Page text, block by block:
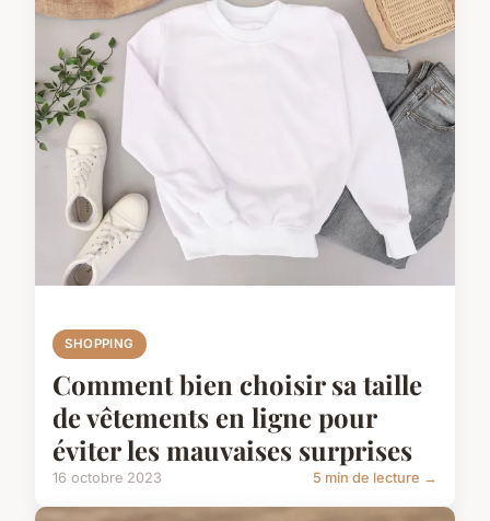
SHOPPING
Comment bien choisir sa taille
de vêtements en ligne pour
éviter les mauvaises surprises
16 octobre 2023 5 min de lecture →